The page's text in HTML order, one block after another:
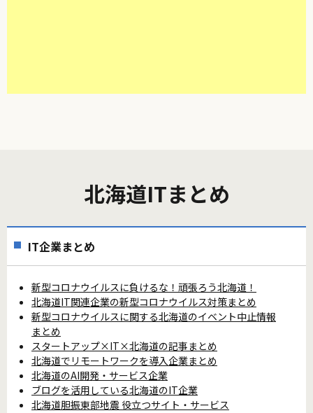
北海道ITまとめ
IT企業まとめ
新型コロナウイルスに負けるな！頑張ろう北海道！
北海道IT関連企業の新型コロナウイルス対策まとめ
新型コロナウイルスに関する北海道のイベント中止情報
まとめ
スタートアップ×IT×北海道の記事まとめ
北海道でリモートワークを導入企業まとめ
北海道のAI開発・サービス企業
ブログを活用している北海道のIT企業
北海道胆振東部地震 役立つサイト・サービス